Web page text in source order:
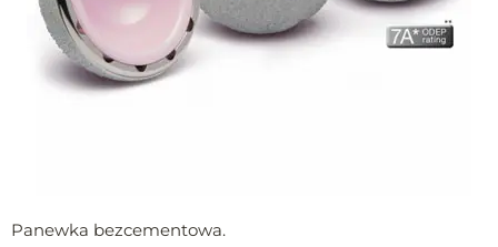
Panewka bezcementowa.